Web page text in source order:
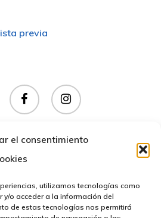
el consentimiento
utilizamos tecnologías como
o acceder a la información del
de estas tecnologías nos permitirá
previa
facebook instagram
Política
|Declaración de Accesibilidad